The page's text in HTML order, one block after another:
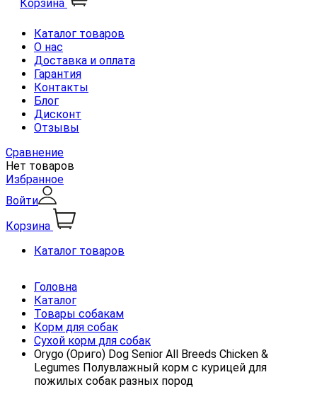
Корзина
Каталог товаров
О нас
Доставка и оплата
Гарантия
Контакты
Блог
Дисконт
Отзывы
Сравнение
Нет товаров
Избранное
Войти
Корзина
Каталог товаров
Головна
Каталог
Товары собакам
Корм для собак
Сухой корм для собак
Orygo (Ориго) Dog Senior All Breeds Chicken &
Legumes Полувлажный корм с курицей для
пожилых собак разных пород